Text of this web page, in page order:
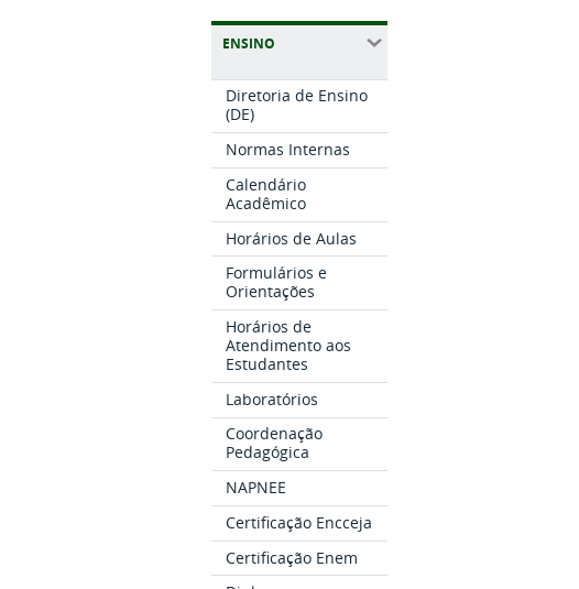
ENSINO
Diretoria de Ensino
(DE)
Normas Internas
Calendário
Acadêmico
Horários de Aulas
Formulários e
Orientações
Horários de
Atendimento aos
Estudantes
Laboratórios
Coordenação
Pedagógica
NAPNEE
Certificação Encceja
Certificação Enem